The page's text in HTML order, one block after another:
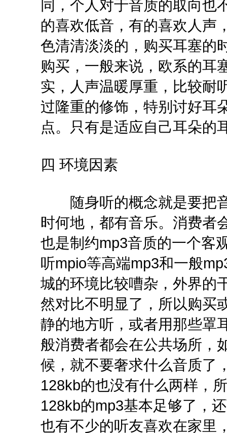
同，个人对于音质的取向也
的喜欢低音，有的喜欢人声
色清清淡淡的，购买耳塞的
购买，一般来说，欧系的耳
实，人声温暖厚重，比较耐
过隆重的修饰，特别讨好耳
点。只有是适应自己耳朵的
四 环境因素
随身听的概念就是要把音
时何地，都有音乐。消费者
也是制约mp3音质的一个客
听mpio等高端mp3和一般
城的环境比较嘈杂，外界的
然对比不明显了，所以购买
静的地方听，或者用那些罩
般消费者都会在公共场所，
候，就不要奢求什么音质了
128kb的也没有什么两样，
128kb的mp3基本足够了，
也有不少的听友喜欢在家里